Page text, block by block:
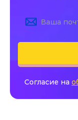
Согласие на